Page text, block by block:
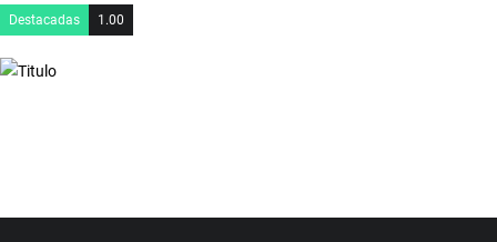
Destacadas 1.00